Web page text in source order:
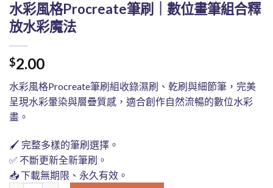
水彩風格Procreate筆刷｜數位畫筆組合釋
放水彩魔法
$2.00
水彩風格Procreate筆刷組收錄濕刷、乾刷與細節筆，完美
呈現水彩暈染與層疊質感，適合創作自然流暢的數位水彩
畫。
🖌️ 完整多樣的筆刷選擇。
✅ 不斷更新全新筆刷。
📥 下載無期限、永久有效。